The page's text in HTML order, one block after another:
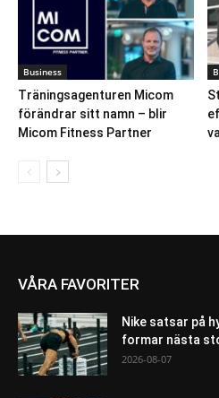
Business
Träningsagenturen Micom
förändrar sitt namn – blir
Micom Fitness Partner
VÅRA FAVORITER
Nike satsar på
formar nästa
2026-08-07